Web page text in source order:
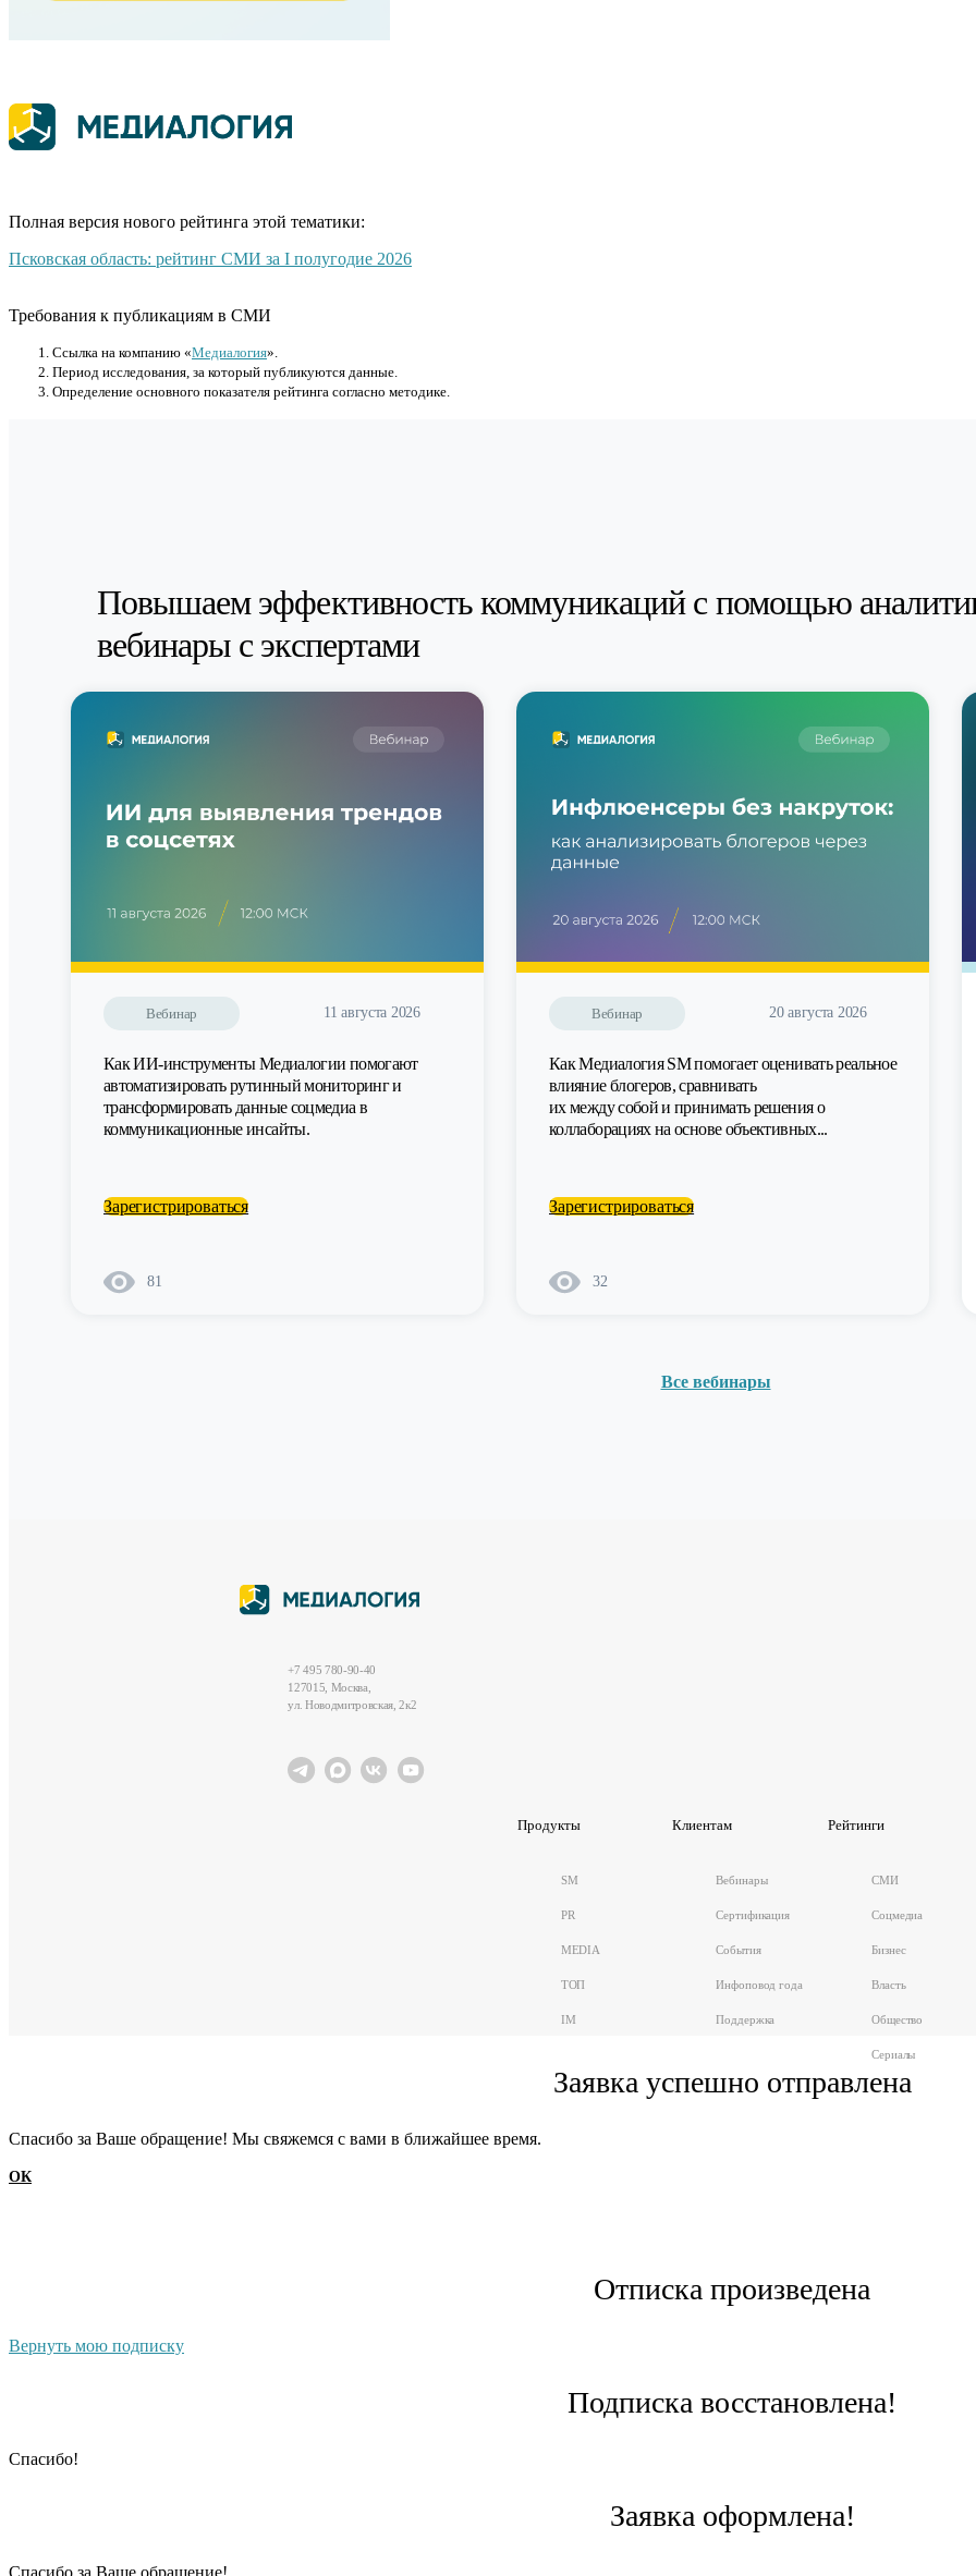
Полная версия нового рейтинга этой тематики:
Псковская область: рейтинг СМИ за I полугодие 2026
Требования к публикациям в СМИ
Cсылка на компанию «Медиалогия».
Период исследования, за который публикуются данные.
Определение основного показателя рейтинга согласно методике.
Повышаем эффективность коммуникаций с помощью
вебинары с экспертами
Вебинар 11 августа 2026
Как ИИ-инструменты Медиалогии помогают
автоматизировать рутинный мониторинг и
трансформировать данные соцмедиа в
коммуникационные инсайты.
Зарегистрироваться
81
Вебинар 20 августа 2026
Как Медиалогия SM помогает оценивать реальное
влияние блогеров, сравнивать
их между собой и принимать решения о
коллаборациях на основе объективных...
Зарегистрироваться
32
Все вебинары
+7 495 780-90-40
127015, Москва,
ул. Новодмитровская, 2к2
Продукты
SM
PR
MEDIA
ТОП
IM
Клиентам
Вебинары
Сертификация
События
Инфоповод года
Поддержка
Рейтинги
СМИ
Соцмедиа
Бизнес
Власть
Общество
Сериалы
Заявка успешно отправлена
Cпасибо за Ваше обращение! Мы свяжемся с вами в ближайшее время.
ОК
Отписка произведена
Вернуть мою подписку
Подписка восстановлена!
Cпасибо!
Заявка оформлена!
Cпасибо за Ваше обращение!